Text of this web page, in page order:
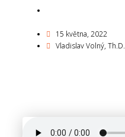
15 května, 2022
Vladislav Volný, Th.D.